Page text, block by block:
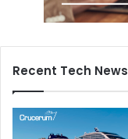
Recent Tech News